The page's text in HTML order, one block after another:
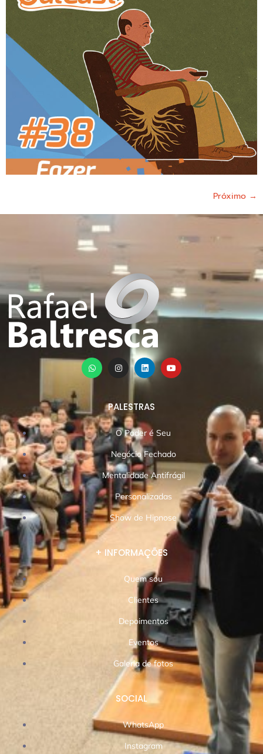
Próximo →
PALESTRAS
O Poder é Seu
Negócio Fechado
Mentalidade Antifrágil
Personalizadas
Show de Hipnose
+ INFORMAÇÕES
Quem sou
Clientes
Depoimentos
Eventos
Galeria de fotos
SOCIAL
WhatsApp
Instagram